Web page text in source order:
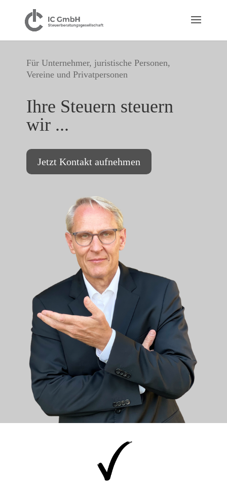
Für Unternehmer, juristische Personen,
Vereine und Privatpersonen
Ihre Steuern steuern
wir ...
Jetzt Kontakt aufnehmen